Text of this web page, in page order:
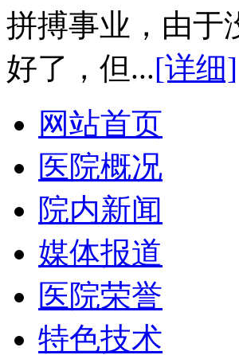
拼搏事业，由于
好了，但...[详细]
网站首页
医院概况
院内新闻
媒体报道
医院荣誉
特色技术